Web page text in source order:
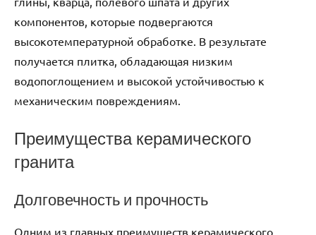
компонентов, которые подвергаются
высокотемпературной обработке. В результате
получается плитка, обладающая низким
водопоглощением и высокой устойчивостью к
механическим повреждениям.
Преимущества керамического
гранита
Долговечность и прочность
Одним из главных преимуществ керамического